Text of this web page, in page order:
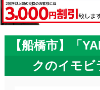
【船橋市】「
クのイモビ